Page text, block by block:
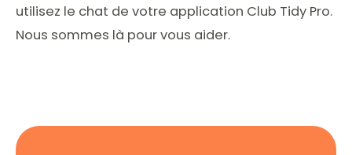
utilisez le chat de votre application Club Tidy Pro.
Nous sommes là pour vous aider.